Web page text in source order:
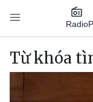
Nhảy đến nội dung
Radio
Main
Từ khóa